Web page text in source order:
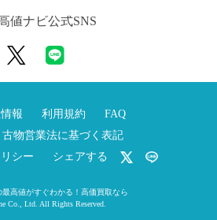
値ナビ公式SNS
報 利用規約
FAQ
物営業法に基づく表記
シー
シェアする
最高値がすぐわかる！高価買取なら
Co., Ltd. All Rights Reserved.